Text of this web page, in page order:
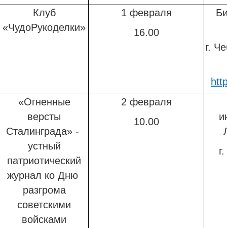
Клуб
«ЧудоРукоделки»
1 февраля
16.00
г.
«Огненные
версты
Сталинграда» -
устный
патриотический
журнал ко Дню
разгрома
советскими
войсками
2 февраля
10.00